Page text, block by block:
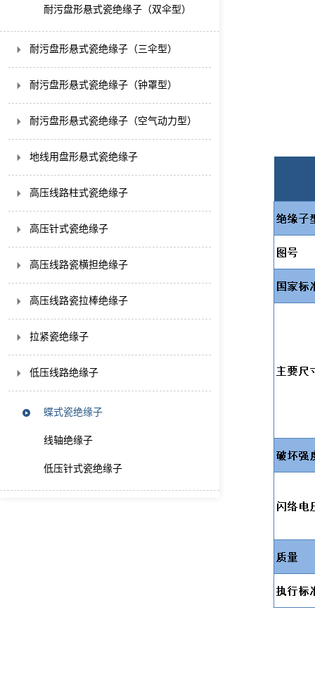
耐污盘形悬式瓷绝缘子（双伞型）
耐污盘形悬式瓷绝缘子（三伞型）
耐污盘形悬式瓷绝缘子（钟罩型）
耐污盘形悬式瓷绝缘子（空气动力型）
地线用盘形悬式瓷绝缘子
高压线路柱式瓷绝缘子
高压针式瓷绝缘子
高压线路瓷横担绝缘子
高压线路瓷拉棒绝缘子
拉紧瓷绝缘子
低压线路绝缘子
蝶式瓷绝缘子
线轴绝缘子
低压针式瓷绝缘子